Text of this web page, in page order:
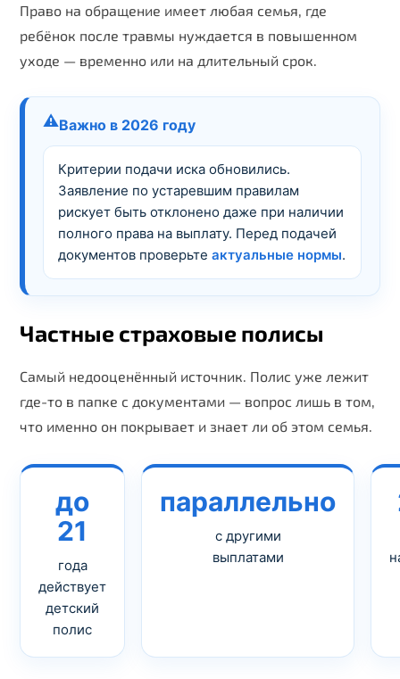
Право на обращение имеет любая семья, где
ребёнок после травмы нуждается в повышенном
уходе — временно или на длительный срок.
⚠️Важно в 2026 году
Критерии подачи иска обновились.
Заявление по устаревшим правилам
рискует быть отклонено даже при наличии
полного права на выплату. Перед подачей
документов проверьтеактуальные нормы.
Частные страховые полисы
Самый недооценённый источник. Полис уже лежит
где-то в папке с документами — вопрос лишь в том,
что именно он покрывает и знает ли об этом семья.
до
21
года
действует
детский
полис
параллельно
с другими
выплатами